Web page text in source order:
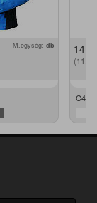
M.egység: db
C42 -